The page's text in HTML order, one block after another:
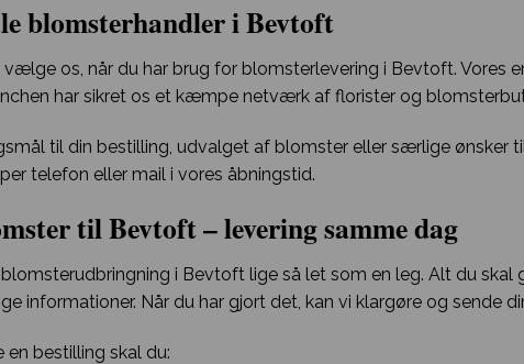
blomsterhandler i Bevtoft
os, når du har brug for blomsterlevering i Bevtoft. Vores
har sikret os et kæmpe netværk af florister og
til din bestilling, udvalget af blomster eller særlige ønsker
telefon eller mail i vores åbningstid.
til Bevtoft – levering samme dag
i Bevtoft lige så let som en leg. Alt du skal
informationer. Når du har gjort det, kan vi klargøre og sende
bestilling skal du: